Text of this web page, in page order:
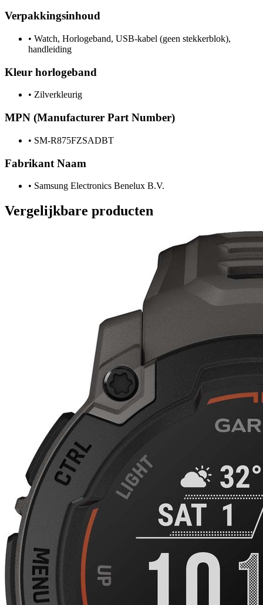
Verpakkingsinhoud
• Watch, Horlogeband, USB-kabel (geen stekkerblok),
handleiding
Kleur horlogeband
• Zilverkleurig
MPN (Manufacturer Part Number)
• SM-R875FZSADBT
Fabrikant Naam
• Samsung Electronics Benelux B.V.
Vergelijkbare producten